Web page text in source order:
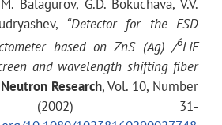
комбинированной
электронно-
геометрической
фокусировкой
Balagurov, G.D. Bokuchava, V.V.
“Detector for the FSD
based on ZnS (Ag) /6LiF
and wavelength shifting fiber
Research, Vol. 10, Number
31-